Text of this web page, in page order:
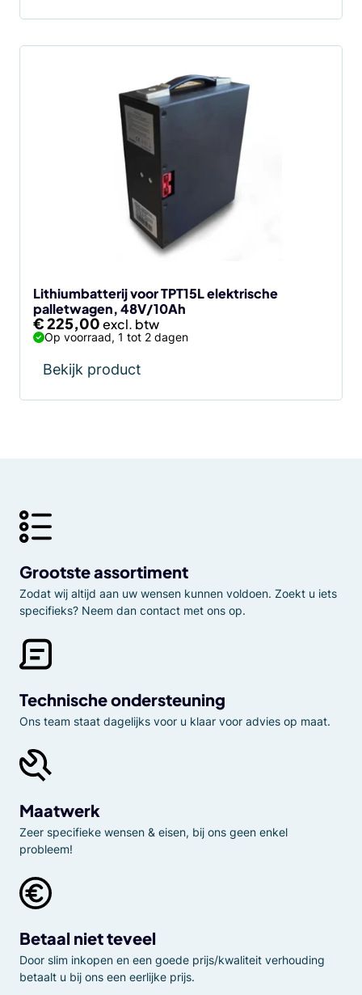
Lithiumbatterij voor TPT15L elektrische
palletwagen, 48V/10Ah
€225,00
Op voorraad, 1 tot 2 dagen
Bekijk product
Grootste assortiment
Zodat wij altijd aan uw wensen kunnen voldoen. Zoekt u iets
specifieks? Neem dan contact met ons op.
Technische ondersteuning
Ons team staat dagelijks voor u klaar voor advies op maat.
Maatwerk
Zeer specifieke wensen & eisen, bij ons geen enkel
probleem!
Betaal niet teveel
Door slim inkopen en een goede prijs/kwaliteit verhouding
betaalt u bij ons een eerlijke prijs.